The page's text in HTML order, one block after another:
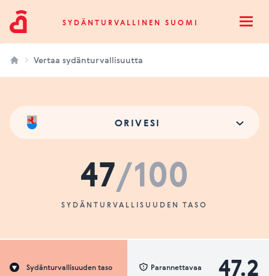
Sydänturvallinen SuomiSYDÄNTURVALLINEN SUOMI
Vertaa sydänturvallisuutta
ORIVESI
47/100
SYDÄNTURVALLISUUDEN TASO
Sydänturvallisuuden taso 47.2
Parannettavaa